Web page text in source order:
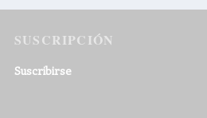
SUSCRIPCIÓN
Suscribirse